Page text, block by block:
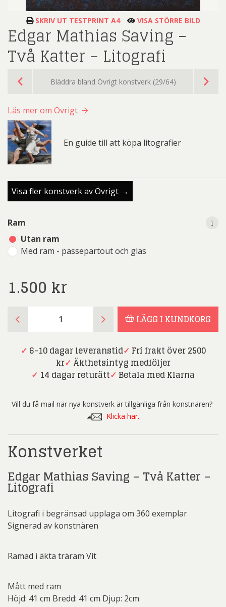
SKRIV UT TESTPRINT A4 VISA STÖRRE BILD
Edgar Mathias Saving –
Två Katter – Litografi
Bläddra bland Övrigt konstverk (29/64)
Läs mer om Övrigt
En guide till att köpa litografier
Visa fler konstverk av Övrigt →
Ram
Utan ram
Med ram - passepartout och glas
i
1.500 kr
i
Mathias
mängd
LÄGG I KUNDKORG
✓ 6-10 dagar leveranstid✓ Fri frakt över 2500
kr✓ Äkthetsintyg medföljer
✓ 14 dagar returätt✓ Betala med Klarna
Vill du få mail när nya konstverk är tillgänliga från konstnären?
Klicka här.
Konstverket
Edgar Mathias Saving – Två Katter –
Litografi
Litografi i begränsad upplaga om 360 exemplar
Signerad av konstnären
Ramad i äkta träram Vit
Mått med ram
Höjd: 41 cm Bredd: 41 cm Djup: 2cm